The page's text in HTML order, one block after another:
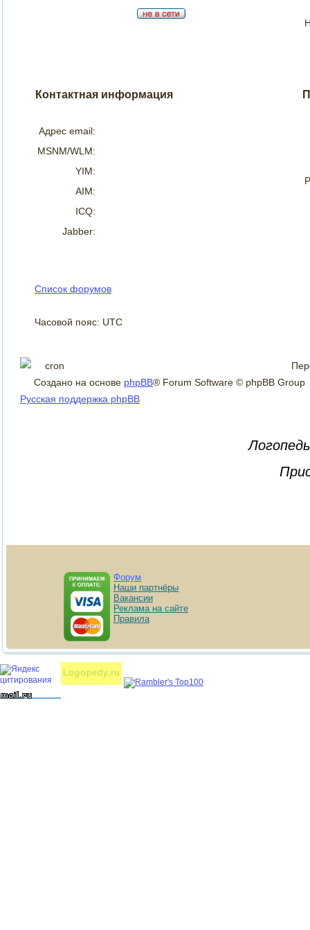
Контактная информация
Адрес email:
MSNM/WLM:
YIM:
AIM:
ICQ:
Jabber:
Список форумов
Часовой пояс: UTC
Создано на основе phpBB® Forum Software © phpBB Group
Русская поддержка phpBB
Форум
Наши партнёры
Вакансии
Реклама на сайте
Правила